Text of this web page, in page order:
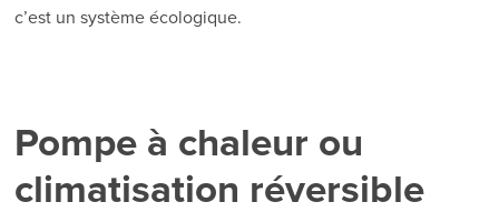
c’est un système écologique.
Pompe à chaleur ou
climatisation réversible